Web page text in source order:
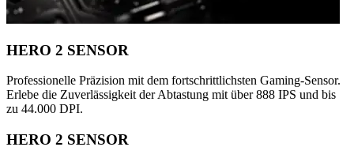
HERO 2 SENSOR
Professionelle Präzision mit dem fortschrittlichsten Gaming-Sensor.
Erlebe die Zuverlässigkeit der Abtastung mit über 888 IPS und bis
zu 44.000 DPI.
HERO 2 SENSOR